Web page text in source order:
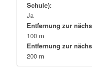
Schule):
Ja
Entfernung zur
100 m
Entfernung zur
200 m